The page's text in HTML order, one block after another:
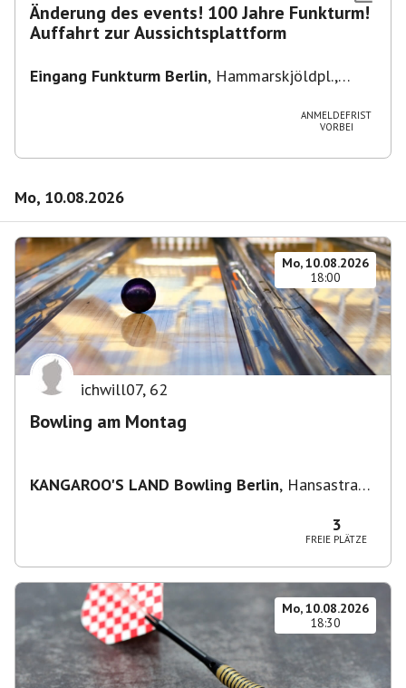
Änderung des events! 100 Jahre Funkturm!
Auffahrt zur Aussichtsplattform
Eingang Funkturm Berlin, Hammarskjöldpl.,
ANMELDEFRIST
VORBEI
Mo, 10.08.2026
Mo, 10.08.2026
18:00
ichwill07, 62
Bowling am Montag
KANGAROO'S LAND Bowling Berlin, Hansastraße
3
FREIE PLÄTZE
Mo, 10.08.2026
18:30